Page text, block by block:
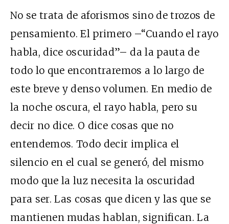
No se trata de aforismos sino de trozos de
pensamiento. El primero –“Cuando el rayo
habla, dice oscuridad”– da la pauta de
todo lo que encontraremos a lo largo de
este breve y denso volumen. En medio de
la noche oscura, el rayo habla, pero su
decir no dice. O dice cosas que no
entendemos. Todo decir implica el
silencio en el cual se generó, del mismo
modo que la luz necesita la oscuridad
para ser. Las cosas que dicen y las que se
mantienen mudas hablan, significan. La